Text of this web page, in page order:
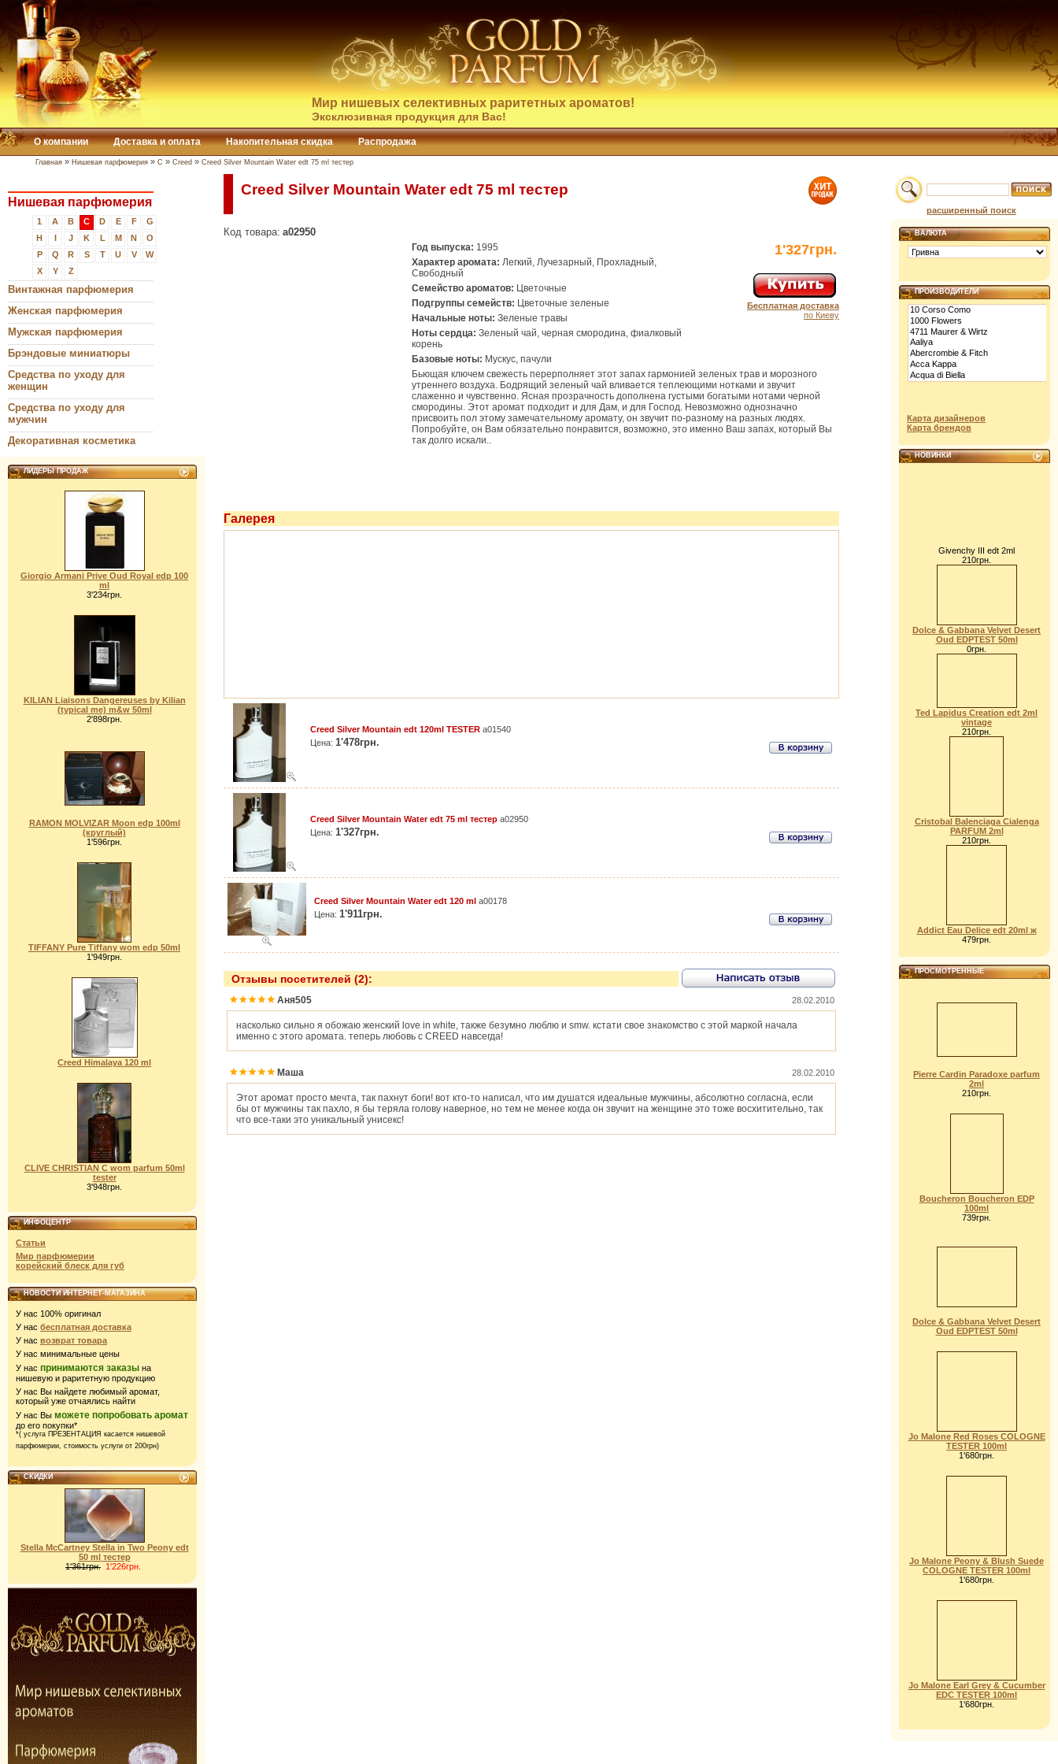
Мир нишевых селективных раритетных ароматов!
Эксклюзивная продукция для Вас!
О компании Доставка и оплата Накопительная скидка Распродажа
Главная » Нишевая парфюмерия » C » Creed » Creed Silver Mountain Water edt 75 ml тестер
Нишевая парфюмерия
1 A B C D E F
G
H
I J K L M N
O
P
Q R S T U V
W
X
Y Z
Винтажная парфюмерия
Женская парфюмерия
Мужская парфюмерия
Брэндовые миниатюры
Средства по уходу для
женщин
Средства по уходу для
мужчин
Декоративная косметика
ЛИДЕРЫ ПРОДАЖ
Giorgio Armani Prive Oud Royal edp 100
ml
3'234грн.
KILIAN Liaisons Dangereuses by Kilian
(typical me) m&w 50ml
2'898грн.
RAMON MOLVIZAR Moon edp 100ml
(круглый)
1'596грн.
TIFFANY Pure Tiffany wom edp 50ml
1'949грн.
Creed Himalaya 120 ml
CLIVE CHRISTIAN C wom parfum 50ml
tester
3'948грн.
ИНФОЦЕНТР
Статьи
Мир парфюмерии
корейский блеск для губ
НОВОСТИ ИНТЕРНЕТ-МАГАЗИНА
У нас 100% оригинал
У нас бесплатная доставка
У нас возврат товара
У нас минимальные цены
У нас принимаются заказы на
нишевую и раритетную продукцию
У нас Вы найдете любимый аромат,
который уже отчаялись найти
У нас Вы можете попробовать аромат
до его покупки*
*( услуга ПРЕЗЕНТАЦИЯ касается нишевой
парфюмерии, стоимость услуги от 200грн)
СКИДКИ
Stella McCartney Stella in Two Peony edt
50 ml тестер
1'361грн. 1'226грн.
Creed Silver Mountain Water edt 75 ml тестер
Код товара: a02950
1'327грн.
Бесплатная доставка
по Киеву
Год выпуска: 1995
Характер аромата: Легкий, Лучезарный, Прохладный,
Свободный
Семейство ароматов: Цветочные
Подгруппы семейств: Цветочные зеленые
Начальные ноты: Зеленые травы
Ноты сердца: Зеленый чай, черная смородина, фиалковый
корень
Базовые ноты: Мускус, пачули
Бьющая ключем свежесть перерполняет этот запах гармонией зеленых трав и морозного
утреннего воздуха. Бодрящий зеленый чай вливается теплеющими нотками и звучит
слаженно и чувственно. Ясная прозрачность дополнена густыми богатыми нотами черной
смородины. Этот аромат подходит и для Дам, и для Господ. Невозможно однозначно
присвоить пол этому замечательному аромату, он звучит по-разному на разных людях.
Попробуйте, он Вам обязательно понравится, возможно, это именно Ваш запах, который Вы
так долго искали..
Галерея
Creed Silver Mountain edt 120ml TESTER a01540
Цена: 1'478грн.
Creed Silver Mountain Water edt 75 ml тестер a02950
Цена: 1'327грн.
Creed Silver Mountain Water edt 120 ml a00178
Цена: 1'911грн.
Отзывы посетителей (2):
Аня505 28.02.2010
насколько сильно я обожаю женский love in white, также безумно люблю и smw. кстати свое знакомство с этой маркой начала
именно с этого аромата. теперь любовь с CREED навсегда!
Маша 28.02.2010
Этот аромат просто мечта, так пахнут боги! вот кто-то написал, что им душатся идеальные мужчины, абсолютно согласна, если
бы от мужчины так пахло, я бы теряла голову наверное, но тем не менее когда он звучит на женщине это тоже восхитительно, так
что все-таки это уникальный унисекс!
расширенный поиск
ВАЛЮТА
ПРОИЗВОДИТЕЛИ
Карта дизайнеров
Карта брендов
НОВИНКИ
Givenchy III edt 2ml
210грн.
Dolce & Gabbana Velvet Desert
Oud EDPTEST 50ml
0грн.
Ted Lapidus Creation edt 2ml
vintage
210грн.
Cristobal Balenciaga Cialenga
PARFUM 2ml
210грн.
Addict Eau Delice edt 20ml ж
479грн.
ПРОСМОТРЕННЫЕ
Pierre Cardin Paradoxe parfum
2ml
210грн.
Boucheron Boucheron EDP
100ml
739грн.
Dolce & Gabbana Velvet Desert
Oud EDPTEST 50ml
Jo Malone Red Roses COLOGNE
TESTER 100ml
1'680грн.
Jo Malone Peony & Blush Suede
COLOGNE TESTER 100ml
1'680грн.
Jo Malone Earl Grey & Cucumber
EDC TESTER 100ml
1'680грн.